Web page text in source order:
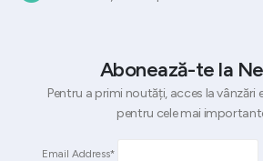
Abonează-te la
Pentru a primi noutăți, acces la vânzări
pentru cele mai
Email Address*